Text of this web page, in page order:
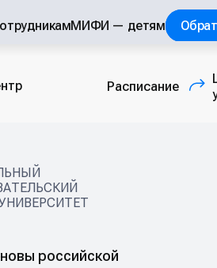
МИФИ — детям
Расписание
российской